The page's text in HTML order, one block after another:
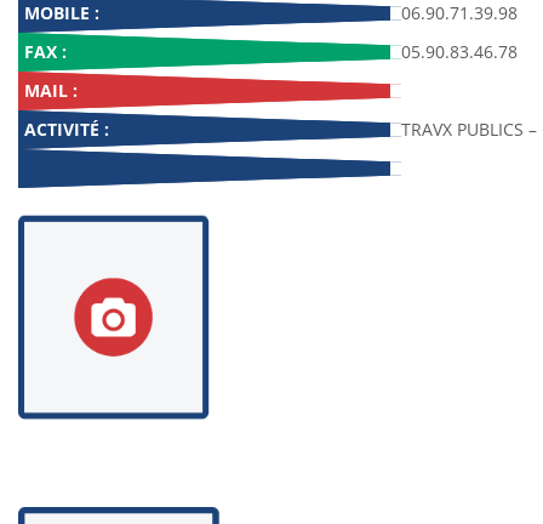
MOBILE :
06.90.71.39.98
FAX :
05.90.83.46.78
MAIL :
ACTIVITÉ :
TRAVX PUBLICS